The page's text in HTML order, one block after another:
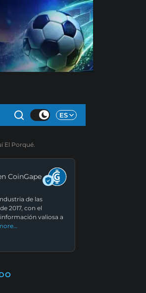
ES
El Porqué.
CoinGape
de las
2017, con el
valiosa a